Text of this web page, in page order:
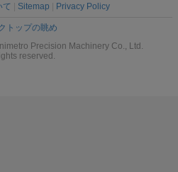
て Sitemap Privacy Policy
トップの眺め
Precision Machinery Co., Ltd.
reserved.